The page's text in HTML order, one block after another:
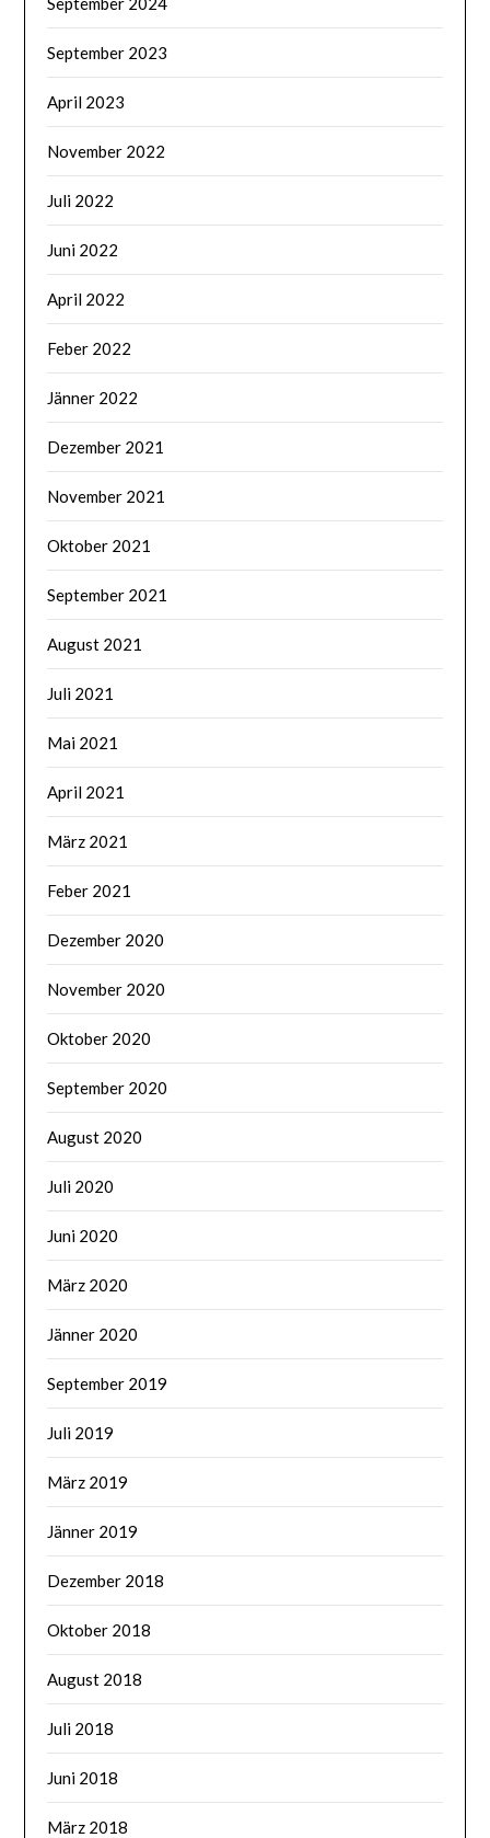
September 2023
April 2023
November 2022
Juli 2022
Juni 2022
April 2022
Feber 2022
Jänner 2022
Dezember 2021
November 2021
Oktober 2021
September 2021
August 2021
Juli 2021
Mai 2021
April 2021
März 2021
Feber 2021
Dezember 2020
November 2020
Oktober 2020
September 2020
August 2020
Juli 2020
Juni 2020
März 2020
Jänner 2020
September 2019
Juli 2019
März 2019
Jänner 2019
Dezember 2018
Oktober 2018
August 2018
Juli 2018
Juni 2018
März 2018